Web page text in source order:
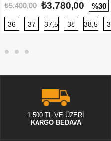
40 40,5 41 42 42,5
₺5.400,00 ₺3.780,00 %30
36 37 37,5 38 38,5
1.500 TL VE ÜZERİ
KARGO BEDAVA